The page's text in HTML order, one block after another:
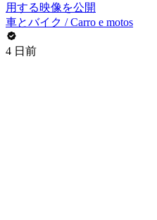
用する映像を公開
車とバイク / Carro e motos
4 日前